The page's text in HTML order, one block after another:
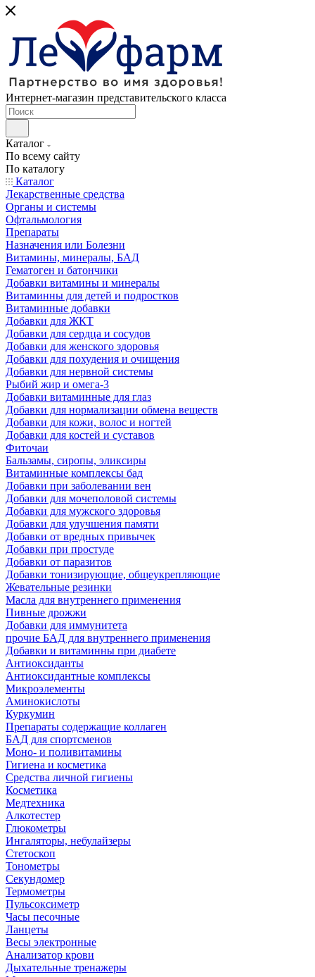
Интернет-магазин представительского класса
Каталог
По всему сайту
По каталогу
Каталог
Лекарственные средства
Органы и системы
Офтальмология
Препараты
Назначения или Болезни
Витамины, минералы, БАД
Гематоген и батончики
Добавки витамины и минералы
Витаминны для детей и подростков
Витаминные добавки
Добавки для ЖКТ
Добавки для сердца и сосудов
Добавки для женского здоровья
Добавки для похудения и очищения
Добавки для нервной системы
Рыбий жир и омега-3
Добавки витаминные для глаз
Добавки для нормализации обмена веществ
Добавки для кожи, волос и ногтей
Добавки для костей и суставов
Фиточаи
Бальзамы, сиропы, эликсиры
Витаминные комплексы бад
Добавки при заболевании вен
Добавки для мочеполовой системы
Добавки для мужского здоровья
Добавки для улучшения памяти
Добавки от вредных привычек
Добавки при простуде
Добавки от паразитов
Добавки тонизирующие, общеукрепляющие
Жевательные резинки
Масла для внутреннего применения
Пивные дрожжи
Добавки для иммунитета
прочие БАД для внутреннего применения
Добавки и витаминны при диабете
Антиоксиданты
Антиоксидантные комплексы
Микроэлементы
Аминокислоты
Куркумин
Препараты содержащие коллаген
БАД для спортсменов
Моно- и поливитамины
Гигиена и косметика
Средства личной гигиены
Косметика
Медтехника
Алкотестер
Глюкометры
Ингаляторы, небулайзеры
Стетоскоп
Тонометры
Секундомер
Термометры
Пульсоксиметр
Часы песочные
Ланцеты
Весы электронные
Анализатор крови
Дыхательные тренажеры